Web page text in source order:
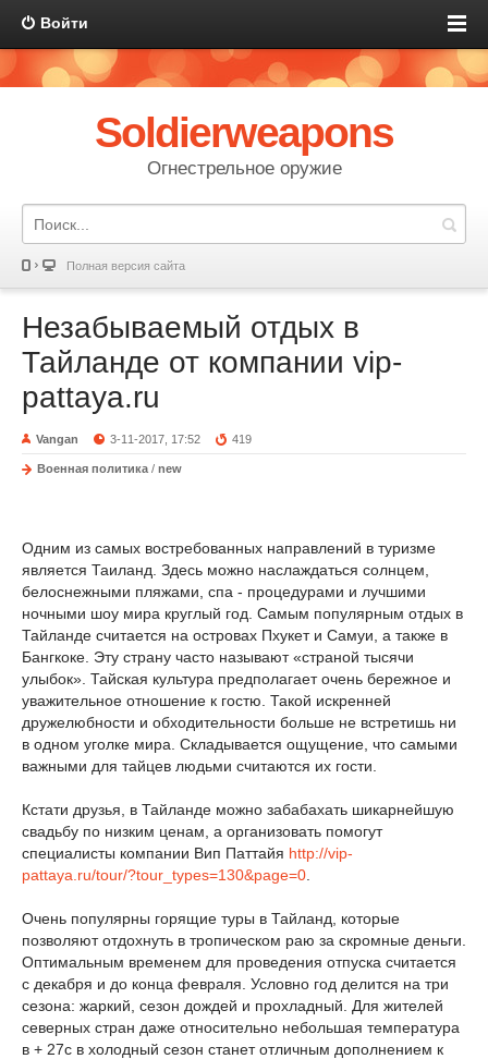
Войти
Soldierweapons
Огнестрельное оружие
Полная версия сайта
Незабываемый отдых в
Тайланде от компании vip-
pattaya.ru
Vangan 3-11-2017, 17:52 419
Военная политика / new
Одним из самых востребованных направлений в туризме
является Таиланд. Здесь можно наслаждаться солнцем,
белоснежными пляжами, спа - процедурами и лучшими
ночными шоу мира круглый год. Самым популярным отдых в
Тайланде считается на островах Пхукет и Самуи, а также в
Бангкоке. Эту страну часто называют «страной тысячи
улыбок». Тайская культура предполагает очень бережное и
уважительное отношение к гостю. Такой искренней
дружелюбности и обходительности больше не встретишь ни
в одном уголке мира. Складывается ощущение, что самыми
важными для тайцев людьми считаются их гости.
Кстати друзья, в Тайланде можно забабахать шикарнейшую
свадьбу по низким ценам, а организовать помогут
специалисты компании Вип Паттайя http://vip-
pattaya.ru/tour/?tour_types=130&page=0
Очень популярны горящие туры в Тайланд, которые
позволяют отдохнуть в тропическом раю за скромные деньги.
Оптимальным временем для проведения отпуска считается
с декабря и до конца февраля. Условно год делится на три
сезона: жаркий, сезон дождей и прохладный. Для жителей
северных стран даже относительно небольшая температура
в + 27с в холодный сезон станет отличным дополнением к